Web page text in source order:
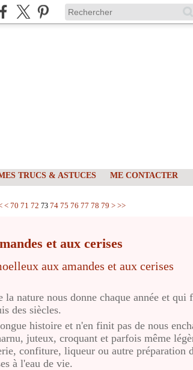
TRUCS & ASTUCES ME CONTACTER
< 10
20
30
40
50
60
70 71 72 73 74 75 76 77 78 79 > >>
et aux cerises
la nature nous donne chaque année et qui
des siècles.
histoire et n'en finit pas de nous
juteux, croquant et parfois même
confiture, liqueur ou autre préparation
à l'eau de vie.